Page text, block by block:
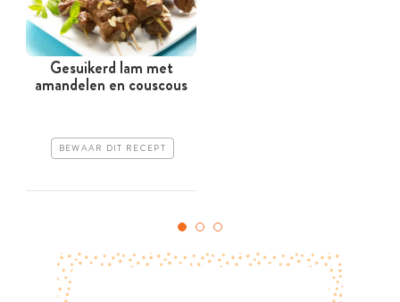
Gesuikerd lam met
amandelen en couscous
BEWAAR DIT RECEPT